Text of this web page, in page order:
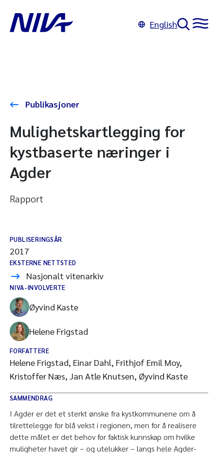
English
Publikasjoner
Mulighetskartlegging for
kystbaserte næringer i
Agder
Rapport
PUBLISERINGSÅR
2017
EKSTERNE NETTSTED
Nasjonalt vitenarkiv
NIVA-INVOLVERTE
Øyvind Kaste
Helene Frigstad
FORFATTERE
Helene Frigstad, Einar Dahl, Frithjof Emil Moy,
Kristoffer Næs, Jan Atle Knutsen, Øyvind Kaste
SAMMENDRAG
I Agder er det et sterkt ønske fra kystkommunene om å
tilrettelegge for blå vekst i regionen, men for å realisere
dette målet er det behov for faktisk kunnskap om hvilke
muligheter havet gir – og utelukker – langs hele Agder-